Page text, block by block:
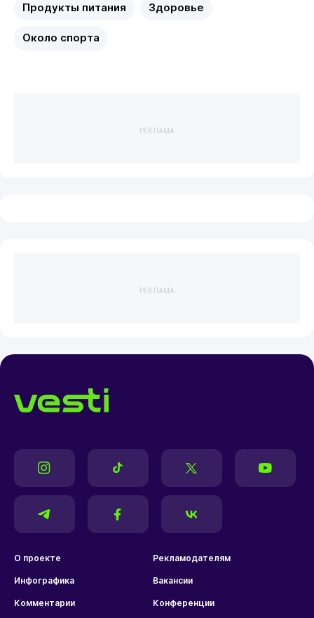
Продукты питания Здоровье
Около спорта
РЕКЛАМА
РЕКЛАМА
О проекте Рекламодателям
Инфографика Вакансии
Комментарии Конференции